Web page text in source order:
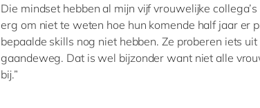
Die mindset hebben al mijn vijf vrouwelijke
erg om niet te weten hoe hun komende half jaar er
bepaalde skills nog niet hebben. Ze proberen iets
gaandeweg. Dat is wel bijzonder want niet alle
bij.”